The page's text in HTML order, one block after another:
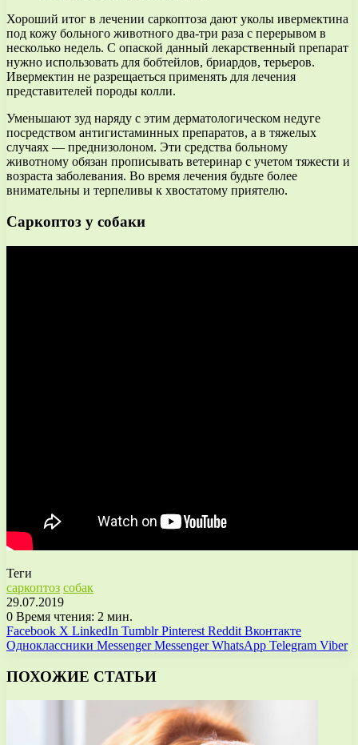
Хороший итог в лечении саркоптоза дают уколы ивермектина
под кожу больного животного два-три раза с перерывом в
несколько недель. С опаской данный лекарственный препарат
нужно использовать для бобтейлов, бриардов, терьеров.
Ивермектин не разрещаеться применять для лечения
представителей породы колли.
Уменьшают зуд наряду с этим дерматологическом недуге
посредством антигистаминных препаратов, а в тяжелых
случаях — преднизолоном. Эти средства больному
животному обязан прописывать ветеринар с учетом тяжести и
возраста заболевания. Во время лечения будьте более
внимательны и терпеливы к хвостатому приятелю.
Саркоптоз у собаки
Теги
саркоптоз собак
29.07.2019
0 Время чтения: 2 мин.
Facebook X LinkedIn Tumblr Pinterest Reddit Вконтакте
Одноклассники Messenger Messenger WhatsApp Telegram Viber
ПОХОЖИЕ СТАТЬИ